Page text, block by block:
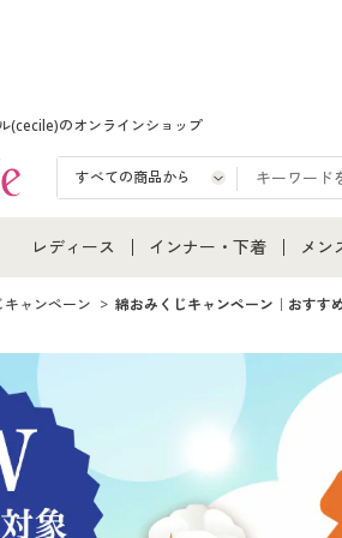
(cecile)のオンラインショップ
レディース
レディース通販すべて
レディースファッション
女性下着
インナー・下着
インナー・下着通販すべ
女性下着
ジュニア・ティーンズ下
メン
メン
メン
キャンペーン 綿おみくじキャンペーン｜おすす